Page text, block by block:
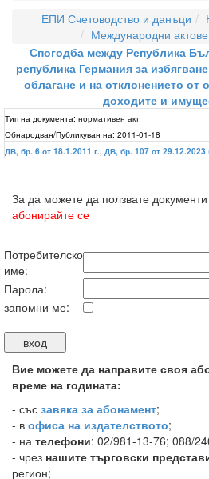
ЕПИ Счетоводство и данъци
Международни актове
Спогодба между Република
република Германия за
облагане и на отклонението от
доходите и
Тип на документа: нормативен акт
Обнародван/Публикуван на: 2011-01-18
ДВ, бр. 6 от 18.1.2011 г., ДВ, бр. 107 от 29.12.2023
За да можете да ползвате
абонирайте се
Потребителско
име:
Парола:
запомни ме:
Вие можете да направите своя
време на годината:
- със завяка за абонамент;
- в офиса на издателството;
- на телефони: 02/981-13-76; 088/
- чрез нашите търговски
регион;